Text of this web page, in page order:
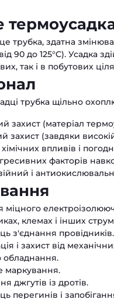
трубка, здатна
90 до 125°C). Усадка
так і в побутових
трубка щільно
захист (матеріал
захист (завдяки
хімічних впливів і
факторів
і
міцного
клемах і інших
з'єднання провідників.
і захист від
обладнання.
маркування.
джгутів із дротів.
перегинів і